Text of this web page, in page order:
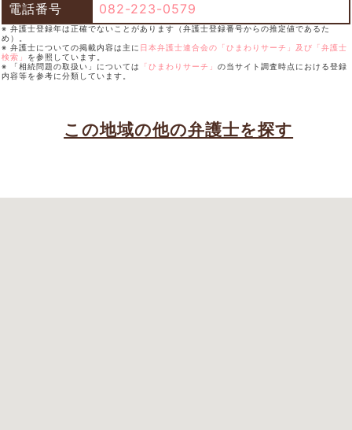
電話番号
082-223-0579
※ 弁護士登録年は正確でないことがあります（弁護士登録番号からの推定値であるた
め）。
※ 弁護士についての掲載内容は主に 日本弁護士連合会の「ひまわりサーチ」及び「弁護士
検索」 を参照しています。
※ 「相続問題の取扱い」については
「ひまわりサーチ」 の当サイト調査時点における登録
内容等を参考に分類しています。
この地域の他の弁護士を探す